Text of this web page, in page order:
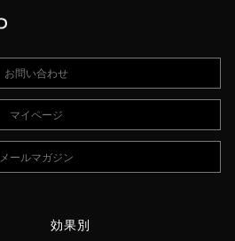
お問い合わせ
マイページ
メールマガジン
効果別